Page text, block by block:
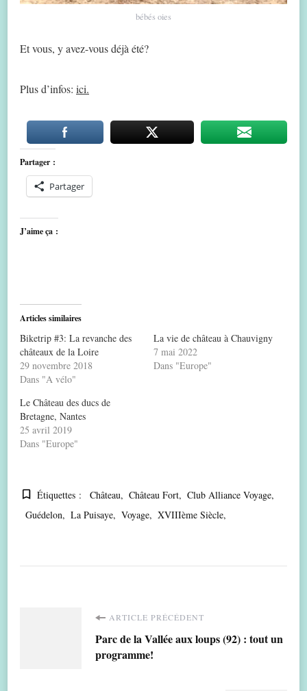
bébés oies
Et vous, y avez-vous déjà été?
Plus d’infos: ici.
Partager :
Partager
J’aime ça :
Articles similaires
Biketrip #3: La revanche des
châteaux de la Loire
29 novembre 2018
Dans "A vélo"
La vie de château à Chauvigny
7 mai 2022
Dans "Europe"
Le Château des ducs de
Bretagne, Nantes
25 avril 2019
Dans "Europe"
Étiquettes : Château Château Fort
Club Alliance Voyage
Guédelon
La Puisaye Voyage XVIIIème Siècle
Navigation
d'article
ARTICLE PRÉCÉDENT
Parc de la Vallée aux loups (92) : tout un
programme!